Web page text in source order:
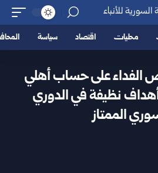
محليات اقتصاد سياسة
الفداء على حساب أهلي
نظيفة في الدوري
الممتاز